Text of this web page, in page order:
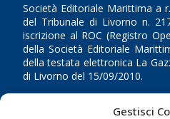
Gestisci
Società Editoriale Marittima a
del Tribunale di Livorno n.
iscrizione al ROC (Registro
della Società Editoriale
della testata elettronica La
di Livorno del 15/09/2010.